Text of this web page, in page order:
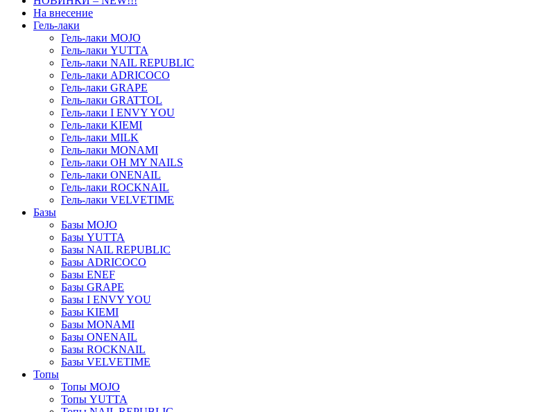
На внесение
Гель-лаки
Гель-лаки MOJO
Гель-лаки YUTTA
Гель-лаки NAIL REPUBLIC
Гель-лаки ADRICOCO
Гель-лаки GRAPE
Гель-лаки GRATTOL
Гель-лаки I ENVY YOU
Гель-лаки KIEMI
Гель-лаки MILK
Гель-лаки MONAMI
Гель-лаки OH MY NAILS
Гель-лаки ONENAIL
Гель-лаки ROCKNAIL
Гель-лаки VELVETIME
Базы
Базы MOJO
Базы YUTTA
Базы NAIL REPUBLIC
Базы ADRICOCO
Базы ENEF
Базы GRAPE
Базы I ENVY YOU
Базы KIEMI
Базы MONAMI
Базы ONENAIL
Базы ROCKNAIL
Базы VELVETIME
Топы
Топы MOJO
Топы YUTTA